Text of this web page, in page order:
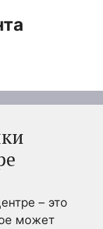
– это
может